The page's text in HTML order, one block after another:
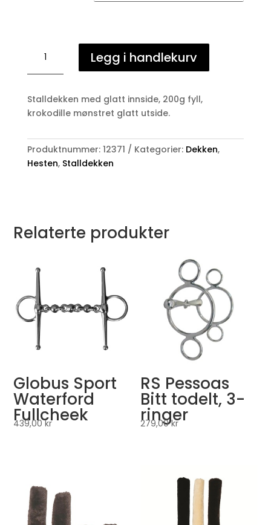
Start
antall
Legg i handlekurv
Stalldekken med glatt innside, 200g fyll,
krokodille mønstret glatt utside.
Produktnummer: 12371 Kategorier: Dekken,
Hesten, Stalldekken
Relaterte produkter
Globus Sport
Waterford
Fullcheek
439,00kr
RS Pessoas
Bitt todelt, 3-
ringer
279,00kr